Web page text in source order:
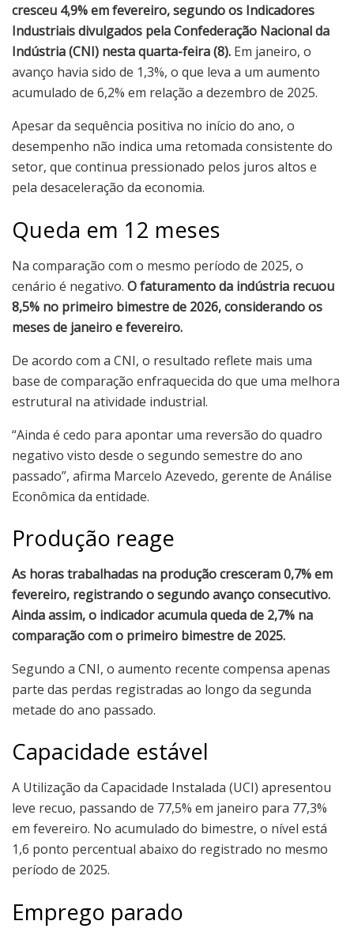
cresceu 4,9% em fevereiro, segundo os Indicadores
Industriais divulgados pela Confederação Nacional da
Indústria (CNI) nesta quarta-feira (8). Em janeiro, o
avanço havia sido de 1,3%, o que leva a um aumento
acumulado de 6,2% em relação a dezembro de 2025.
Apesar da sequência positiva no início do ano, o
desempenho não indica uma retomada consistente do
setor, que continua pressionado pelos juros altos e
pela desaceleração da economia.
Queda em 12 meses
Na comparação com o mesmo período de 2025, o
cenário é negativo. O faturamento da indústria recuou
8,5% no primeiro bimestre de 2026, considerando os
meses de janeiro e fevereiro.
De acordo com a CNI, o resultado reflete mais uma
base de comparação enfraquecida do que uma melhora
estrutural na atividade industrial.
“Ainda é cedo para apontar uma reversão do quadro
negativo visto desde o segundo semestre do ano
passado”, afirma Marcelo Azevedo, gerente de Análise
Econômica da entidade.
Produção reage
As horas trabalhadas na produção cresceram 0,7% em
fevereiro, registrando o segundo avanço consecutivo.
Ainda assim, o indicador acumula queda de 2,7% na
comparação com o primeiro bimestre de 2025.
Segundo a CNI, o aumento recente compensa apenas
parte das perdas registradas ao longo da segunda
metade do ano passado.
Capacidade estável
A Utilização da Capacidade Instalada (UCI) apresentou
leve recuo, passando de 77,5% em janeiro para 77,3%
em fevereiro. No acumulado do bimestre, o nível está
1,6 ponto percentual abaixo do registrado no mesmo
período de 2025.
Emprego parado